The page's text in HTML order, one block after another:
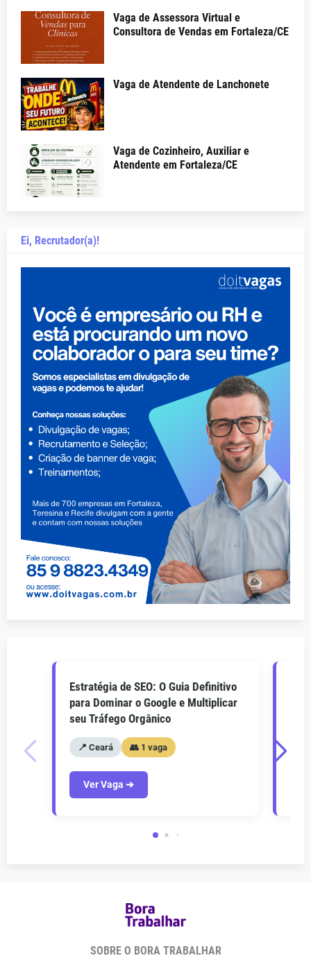
Vaga de Assessora Virtual e
Consultora de Vendas em Fortaleza/CE
Vaga de Atendente de Lanchonete
Vaga de Cozinheiro, Auxiliar e
Atendente em Fortaleza/CE
Ei, Recrutador(a)!
Estratégia de SEO: O Guia Definitivo
para Dominar o Google e Multiplicar
seu Tráfego Orgânico
📍 Ceará 👥 1 vaga
Ver Vaga ➔
SOBRE O BORA TRABALHAR